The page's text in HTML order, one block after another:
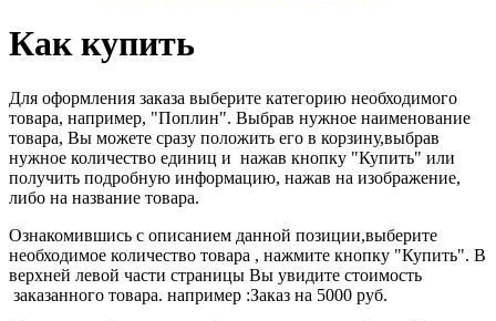
Как купить
Для оформления заказа выберите категорию необходимого
товара, например, "Поплин". Выбрав нужное наименование
товара, Вы можете сразу положить его в корзину,выбрав
нужное количество единиц и нажав кнопку "Купить" или
получить подробную информацию, нажав на изображение,
либо на название товара.
Ознакомившись с описанием данной позиции,выберите
необходимое количество товара , нажмите кнопку "Купить". В
верхней левой части страницы Вы увидите стоимость
заказанного товара. например :Заказ на 5000 руб.